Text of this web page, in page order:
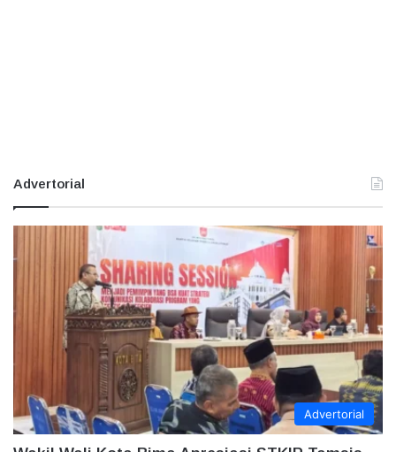
Advertorial
Advertorial